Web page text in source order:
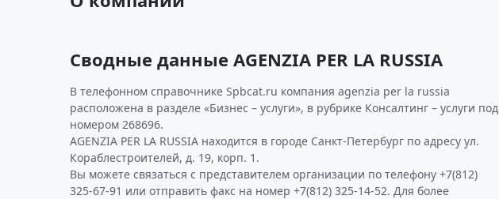
Сводные данные AGENZIA PER LA RUSSIA
В телефонном справочнике Spbcat.ru компания agenzia per la russia
расположена в разделе «Бизнес – услуги», в рубрике Консалтинг – услуги под
номером 268696.
AGENZIA PER LA RUSSIA находится в городе Санкт-Петербург по адресу ул.
Кораблестроителей, д. 19, корп. 1.
Вы можете связаться с представителем организации по телефону +7(812)
325-67-91 или отправить факс на номер +7(812) 325-14-52. Для более